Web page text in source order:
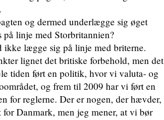
og dermed underlægge sig øget
linje med Storbritannien?
ikke lægge sig på linje med briterne.
lignet det britiske forbehold, men det
tiden ført en politik, hvor vi valuta- og
og frem til 2009 har vi ført en
for reglerne. Der er nogen, der hævder,
Danmark, men jeg mener, at vi bør